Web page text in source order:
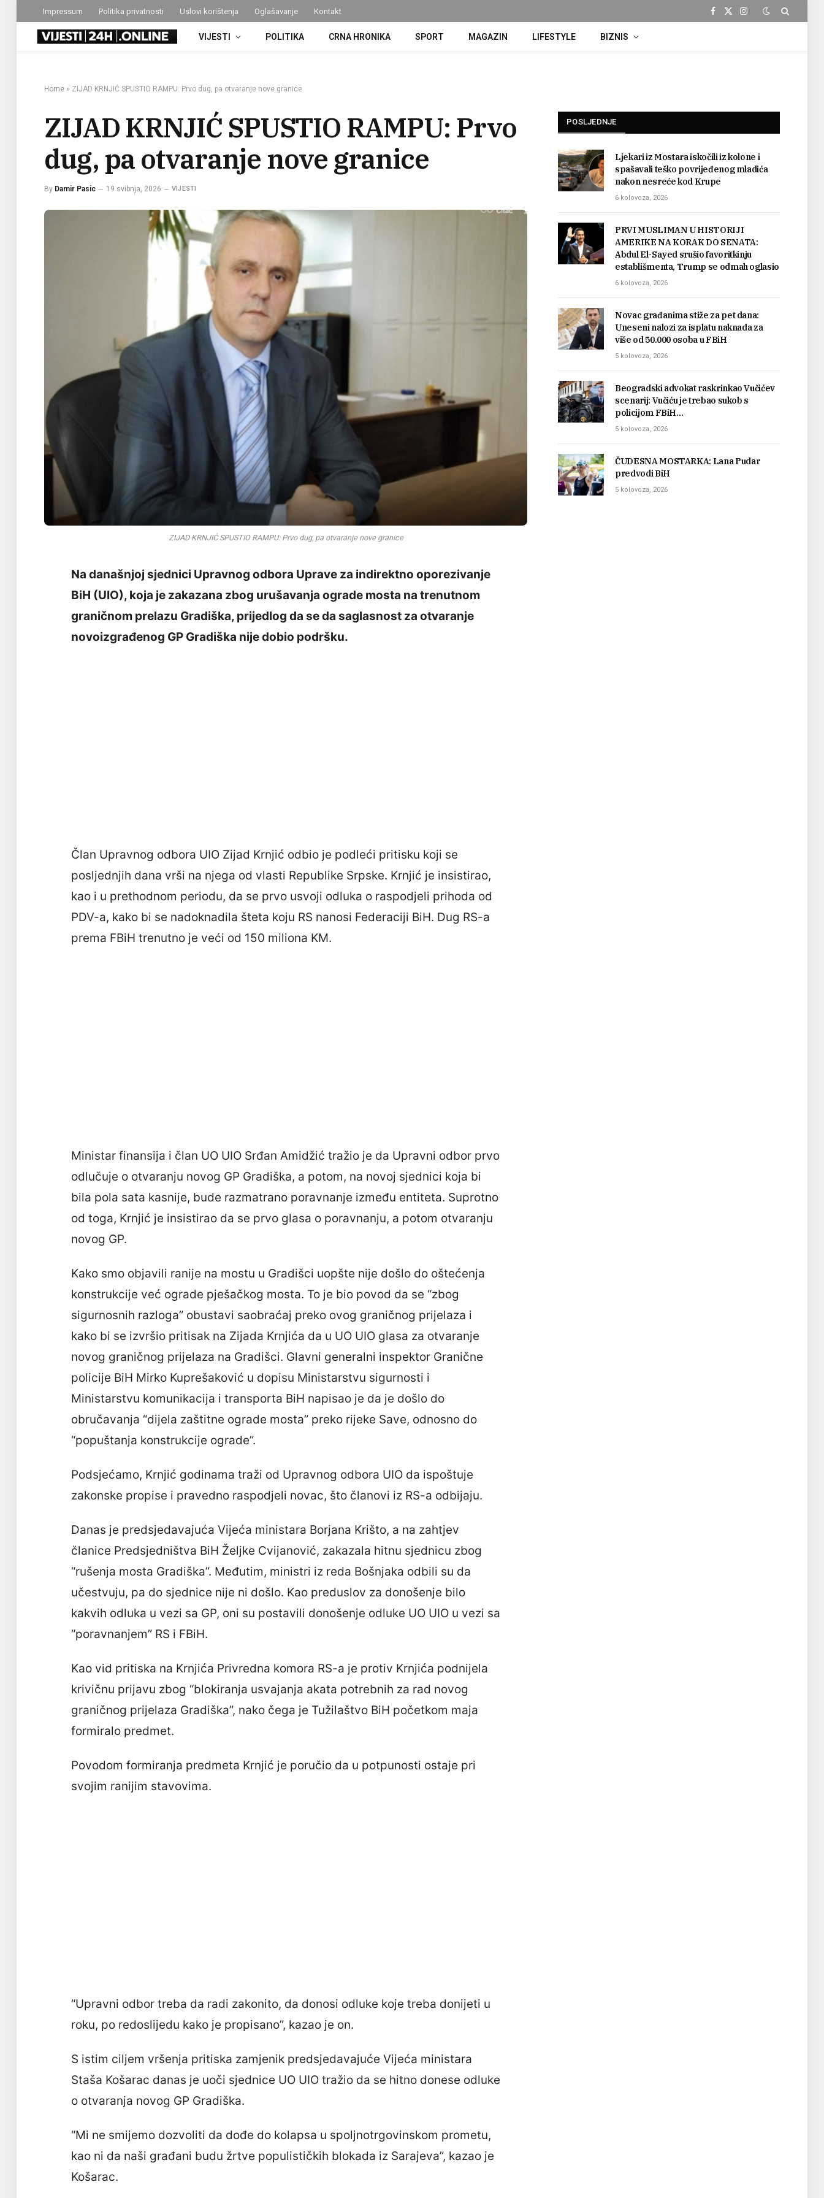
Impressum Politika privatnosti Uslovi korištenja Oglašavanje Kontakt
Facebook
X
Instagram
VIJESTI POLITIKA CRNA HRONIKA SPORT MAGAZIN LIFESTYLE BIZNIS
Home » ZIJAD KRNJIĆ SPUSTIO RAMPU: Prvo dug, pa otvaranje nove granice
ZIJAD KRNJIĆ SPUSTIO RAMPU: Prvo
dug, pa otvaranje nove granice
By Damir Pasic 19 svibnja, 2026 VIJESTI
ZIJAD KRNJIĆ SPUSTIO RAMPU: Prvo dug, pa otvaranje nove granice
Na današnjoj sjednici Upravnog odbora Uprave za indirektno oporezivanje
BiH (UIO), koja je zakazana zbog urušavanja ograde mosta na trenutnom
graničnom prelazu Gradiška, prijedlog da se da saglasnost za otvaranje
novoizgrađenog GP Gradiška nije dobio podršku.
Član Upravnog odbora UIO Zijad Krnjić odbio je podleći pritisku koji se
posljednjih dana vrši na njega od vlasti Republike Srpske. Krnjić je insistirao,
kao i u prethodnom periodu, da se prvo usvoji odluka o raspodjeli prihoda od
PDV-a, kako bi se nadoknadila šteta koju RS nanosi Federaciji BiH. Dug RS-a
prema FBiH trenutno je veći od 150 miliona KM.
Ministar finansija i član UO UIO Srđan Amidžić tražio je da Upravni odbor prvo
odlučuje o otvaranju novog GP Gradiška, a potom, na novoj sjednici koja bi
bila pola sata kasnije, bude razmatrano poravnanje između entiteta. Suprotno
od toga, Krnjić je insistirao da se prvo glasa o poravnanju, a potom otvaranju
novog GP.
Kako smo objavili ranije na mostu u Gradišci uopšte nije došlo do oštećenja
konstrukcije već ograde pješačkog mosta. To je bio povod da se “zbog
sigurnosnih razloga” obustavi saobraćaj preko ovog graničnog prijelaza i
kako bi se izvršio pritisak na Zijada Krnjića da u UO UIO glasa za otvaranje
novog graničnog prijelaza na Gradišci. Glavni generalni inspektor Granične
policije BiH Mirko Kuprešaković u dopisu Ministarstvu sigurnosti i
Ministarstvu komunikacija i transporta BiH napisao je da je došlo do
obručavanja “dijela zaštitne ograde mosta” preko rijeke Save, odnosno do
“popuštanja konstrukcije ograde”.
Podsjećamo, Krnjić godinama traži od Upravnog odbora UIO da ispoštuje
zakonske propise i pravedno raspodjeli novac, što članovi iz RS-a odbijaju.
Danas je predsjedavajuća Vijeća ministara Borjana Krišto, a na zahtjev
članice Predsjedništva BiH Željke Cvijanović, zakazala hitnu sjednicu zbog
“rušenja mosta Gradiška”. Međutim, ministri iz reda Bošnjaka odbili su da
učestvuju, pa do sjednice nije ni došlo. Kao preduslov za donošenje bilo
kakvih odluka u vezi sa GP, oni su postavili donošenje odluke UO UIO u vezi sa
“poravnanjem” RS i FBiH.
Kao vid pritiska na Krnjića Privredna komora RS-a je protiv Krnjića podnijela
krivičnu prijavu zbog “blokiranja usvajanja akata potrebnih za rad novog
graničnog prijelaza Gradiška”, nako čega je Tužilaštvo BiH početkom maja
formiralo predmet.
Povodom formiranja predmeta Krnjić je poručio da u potpunosti ostaje pri
svojim ranijim stavovima.
“Upravni odbor treba da radi zakonito, da donosi odluke koje treba donijeti u
roku, po redoslijedu kako je propisano”, kazao je on.
S istim ciljem vršenja pritiska zamjenik predsjedavajuće Vijeća ministara
Staša Košarac danas je uoči sjednice UO UIO tražio da se hitno donese odluke
o otvaranja novog GP Gradiška.
“Mi ne smijemo dozvoliti da dođe do kolapsa u spoljnotrgovinskom prometu,
kao ni da naši građani budu žrtve populističkih blokada iz Sarajeva”, kazao je
Košarac.
POSLJEDNJE
Ljekari iz Mostara iskočili iz kolone i
spašavali teško povrijeđenog mladića
nakon nesreće kod Krupe
6 kolovoza, 2026
PRVI MUSLIMAN U HISTORIJI
AMERIKE NA KORAK DO SENATA:
Abdul El-Sayed srušio favoritkinju
establišmenta, Trump se odmah oglasio
6 kolovoza, 2026
Novac građanima stiže za pet dana:
Uneseni nalozi za isplatu naknada za
više od 50.000 osoba u FBiH
5 kolovoza, 2026
Beogradski advokat raskrinkao Vučićev
scenarij: Vučiću je trebao sukob s
policijom FBiH…
5 kolovoza, 2026
ČUDESNA MOSTARKA: Lana Pudar
predvodi BiH
5 kolovoza, 2026